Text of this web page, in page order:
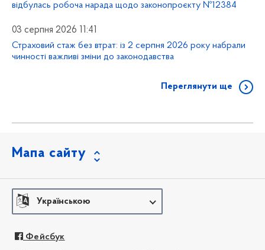
відбулась робоча нарада щодо законопроєкту №12384
03 серпня 2026 11:41
Страховий стаж без втрат: із 2 серпня 2026 року набрали
чинності важливі зміни до законодавства
Переглянути ще
Мапа сайту
Українською
Фейсбук